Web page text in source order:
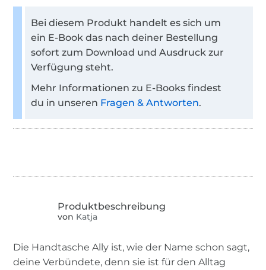
Bei diesem Produkt handelt es sich um
ein E-Book das nach deiner Bestellung
sofort zum Download und Ausdruck zur
Verfügung steht.
Mehr Informationen zu E-Books findest
du in unseren Fragen & Antworten.
von Katja
Die Handtasche Ally ist, wie der Name schon sagt,
deine Verbündete, denn sie ist für den Alltag